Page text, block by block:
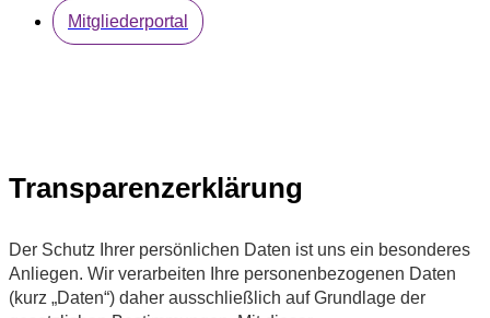
Mitgliederportal
Transparenzerklärung
Der Schutz Ihrer persönlichen Daten ist uns ein besonderes
Anliegen. Wir verarbeiten Ihre personenbezogenen Daten
(kurz „Daten“) daher ausschließlich auf Grundlage der